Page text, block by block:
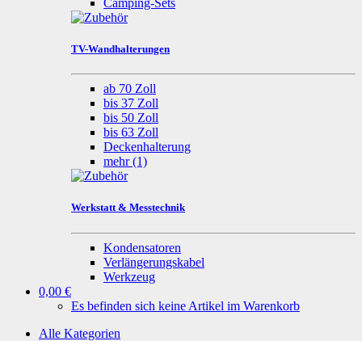
Camping-Sets
TV-Wandhalterungen
ab 70 Zoll
bis 37 Zoll
bis 50 Zoll
bis 63 Zoll
Deckenhalterung
mehr(1)
Werkstatt & Messtechnik
Kondensatoren
Verlängerungskabel
Werkzeug
0,00 €
Es befinden sich keine Artikel im Warenkorb
Alle Kategorien